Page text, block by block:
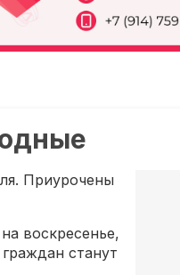
Приурочены
воскресенье,
станут